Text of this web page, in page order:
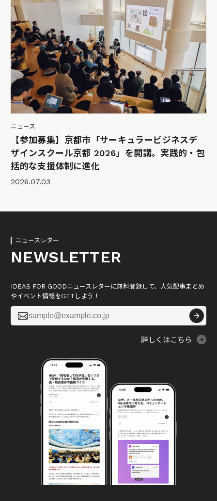
ニュース
【参加募集】京都市「サーキュラービジネスデ
ザインスクール京都 2026」を開講。実践的・包
括的な支援体制に進化
2026.07.03
ニュースレター
NEWSLETTER
IDEAS FOR GOODニュースレターに無料登録して、人気記事まとめ
やイベント情報をGETしよう！

詳しくはこちら